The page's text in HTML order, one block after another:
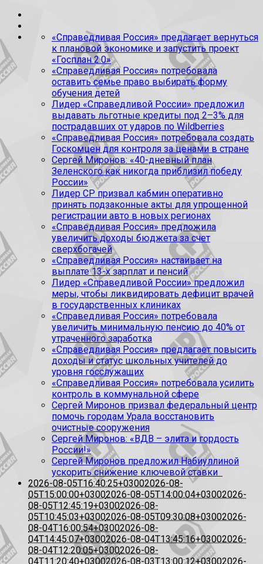
«Справедливая Россия» предлагает вернуться
к плановой экономике и запустить проект
«Госплан 2.0»
«Справедливая Россия» потребовала
оставить семье право выбирать форму
обучения детей
Лидер «Справедливой России» предложил
выдавать льготные кредиты под 2–3% для
пострадавших от ударов по Wildberries
«Справедливая Россия» потребовала создать
Госкомцен для контроля за ценами в стране
Сергей Миронов: «40-дневный план
Зеленского как никогда приблизил победу
России»
Лидер СР призвал кабмин оперативно
принять подзаконные акты для упрощенной
регистрации авто в новых регионах
«Справедливая Россия» предложила
увеличить доходы бюджета за счет
сверхбогачей
«Справедливая Россия» настаивает на
выплате 13-х зарплат и пенсий
Лидер «Справедливой России» предложил
меры, чтобы ликвидировать дефицит врачей
в государственных клиниках
«Справедливая Россия» потребовала
увеличить минимальную пенсию до 40% от
утраченного заработка
«Справедливая Россия» предлагает повысить
доходы и статус школьных учителей до
уровня госслужащих
«Справедливая Россия» потребовала усилить
контроль в коммунальной сфере
Сергей Миронов призвал федеральный центр
помочь городам Урала восстановить
очистные сооружения
Сергей Миронов: «ВДВ – элита и гордость
России!»
Сергей Миронов предложил Набиуллиной
ускорить снижение ключевой ставки
2026-08-05T16:40:25+03002026-08-
05T15:00:00+03002026-08-05T14:00:04+03002026-
08-05T12:45:19+03002026-08-
05T10:45:03+03002026-08-05T09:30:08+03002026-
08-04T16:00:54+03002026-08-
04T14:45:07+03002026-08-04T13:45:16+03002026-
08-04T12:20:05+03002026-08-
04T11:20:40+03002026-08-03T13:00:12+03002026-